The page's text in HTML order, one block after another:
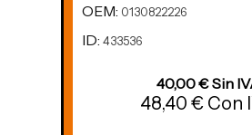
OEM: 0130822226
ID: 433536
40,00 € Sin
48,40 € Con